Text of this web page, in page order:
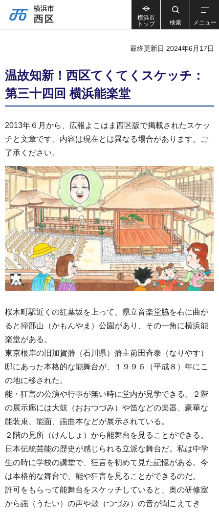
横浜市
トップ
検索 メニュー
最終更新日 2024年6月17日
温故知新！西区てくてくスケッチ：
第三十四回 横浜能楽堂
2013年６月から、広報よこはま西区版で掲載されたスケッ
チと文章です。内容は現在とは異なる場合があります。ご
了承ください。
桜木町駅近くの紅葉坂を上って、県立音楽堂脇を右に曲が
ると掃部山（かもんやま）公園があり、その一角に横浜能
楽堂がある。
東京根岸の旧加賀藩（石川県）藩主前田斉泰（なりやす）
邸にあった本格的な能舞台が、１９９６（平成８）年にこ
の地に移された。
能・狂言の公演や行事が無い時に堂内が見学できる。２階
の展示廊には大鼓（おおつづみ）や笛などの楽器、豪華な
能装束、能面、謡曲本などが展示されている。
２階の見所（けんしょ）から能舞台を見ることができる。
日本伝統芸能の歴史が感じられる立派な舞台だ。私は中学
生の時に学校の講堂で、狂言を初めて見た記憶がある。今
は本格的な舞台で、能や狂言を見ることができるのだ。
許可をもらって能舞台をスケッチしていると、奥の研修室
から謡（うたい）の声や鼓（つづみ）の音が聞こえてき